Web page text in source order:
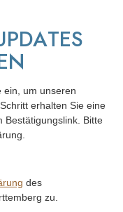
ein, um unseren
erhalten Sie eine
Bestätigungslink. Bitte
des
zu.